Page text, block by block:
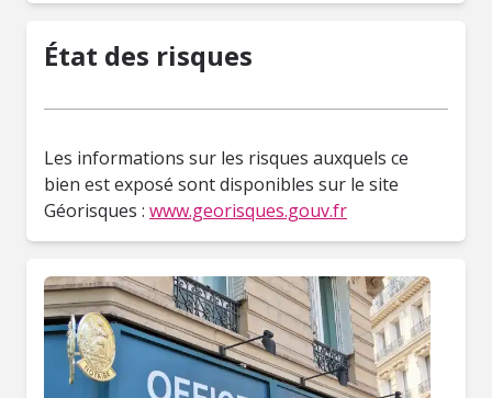
État des risques
Les informations sur les risques auxquels ce
bien est exposé sont disponibles sur le site
Géorisques : www.georisques.gouv.fr